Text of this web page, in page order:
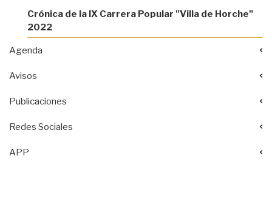
Crónica de la IX Carrera Popular "Villa de Horche"
2022
Agenda
Avisos
Publicaciones
Redes Sociales
APP